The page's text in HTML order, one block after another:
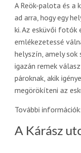
A Reök-palota és
ad arra, hogy egy
ki. Az esküvői fotók
emlékezetessé
helyszín, amely
igazán remek
pároknak, akik
megörökíteni az
További információk:
A Kárász